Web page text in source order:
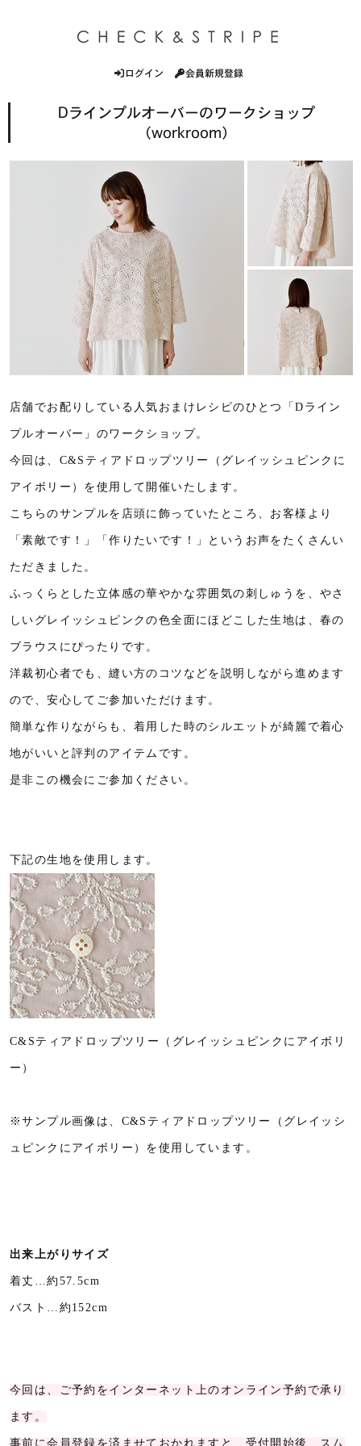
ログイン 会員新規登録
Dラインプルオーバーのワークショップ
（workroom）
店舗でお配りしている人気おまけレシピのひとつ「Dライン
プルオーバー」のワークショップ。
今回は、C&Sティアドロップツリー（グレイッシュピンクに
アイボリー）を使用して開催いたします。
こちらのサンプルを店頭に飾っていたところ、お客様より
「素敵です！」「作りたいです！」というお声をたくさんい
ただきました。
ふっくらとした立体感の華やかな雰囲気の刺しゅうを、やさ
しいグレイッシュピンクの色全面にほどこした生地は、春の
ブラウスにぴったりです。
洋裁初心者でも、縫い方のコツなどを説明しながら進めます
ので、安心してご参加いただけます。
簡単な作りながらも、着用した時のシルエットが綺麗で着心
地がいいと評判のアイテムです。
是非この機会にご参加ください。
下記の生地を使用します。
C&Sティアドロップツリー（グレイッシュピンクにアイボリ
ー）
※サンプル画像は、C&Sティアドロップツリー（グレイッシ
ュピンクにアイボリー）を使用しています。
出来上がりサイズ
着丈…約57.5cm
バスト…約152cm
今回は、ご予約をインターネット上のオンライン予約で承り
ます。
事前に会員登録を済ませておかれますと、受付開始後、スム